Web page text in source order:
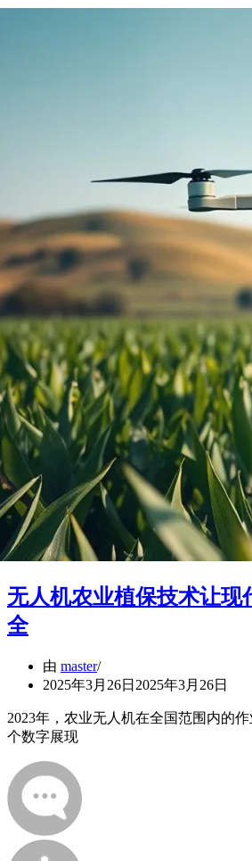
无人机农业植保技术让现
全
由 master
2025年3月26日 2025年3月26日
2023年，农业无人机在全国范围内的
个数字展现